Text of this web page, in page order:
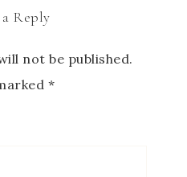
a Reply
not be published.
*